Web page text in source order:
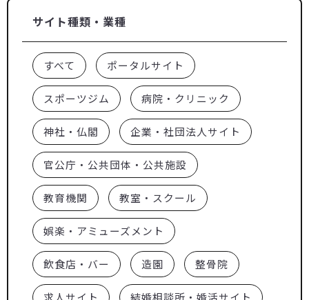
サイト種類・業種
すべて ポータルサイト
スポーツジム 病院・クリニック
神社・仏閣 企業・社団法人サイト
官公庁・公共団体・公共施設
教育機関 教室・スクール
娯楽・アミューズメント
飲食店・バー 造園 整骨院
求人サイト 結婚相談所・婚活サイト